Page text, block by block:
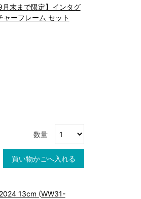
月末まで限定】インタグ
ャーフレーム セット
数量
買い物かごへ入れる
13cm (WW31-